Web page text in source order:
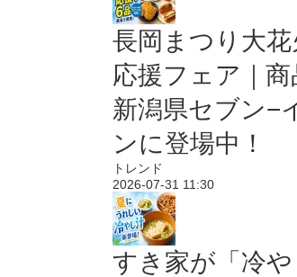
長岡まつり大花
応援フェア｜
新潟県セブン−
ンに登場中！
トレンド
2026-07-31 11:30
すき家が「冷や